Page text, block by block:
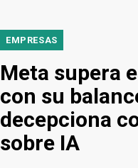
EMPRESAS
Meta supera
con su
decepciona
sobre IA